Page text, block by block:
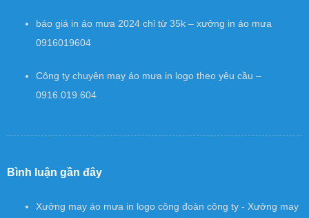
báo giá in áo mưa 2024 chỉ từ 35k – xưởng in áo mưa
0916019604
Công ty chuyên may áo mưa in logo theo yêu cầu –
0916.019.604
Bình luận gần đây
Xưởng may áo mưa in logo công đoàn công ty - Xưởng may